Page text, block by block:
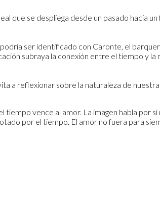
que se despliega desde un pasado hacia
ser identificado con Caronte, el
subraya la conexión entre el tiempo y la
a reflexionar sobre la naturaleza de
vence al amor. La imagen habla por sí
por el tiempo. El amor no fuera para